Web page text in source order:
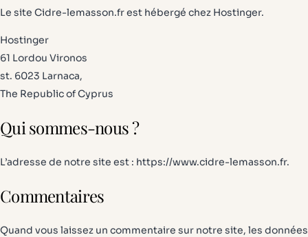
Le site Cidre-lemasson.fr est hébergé chez Hostinger.
Hostinger
61 Lordou Vironos
st. 6023 Larnaca,
The Republic of Cyprus
Qui sommes-nous ?
L’adresse de notre site est : https://www.cidre-lemasson.fr.
Commentaires
Quand vous laissez un commentaire sur notre site, les données